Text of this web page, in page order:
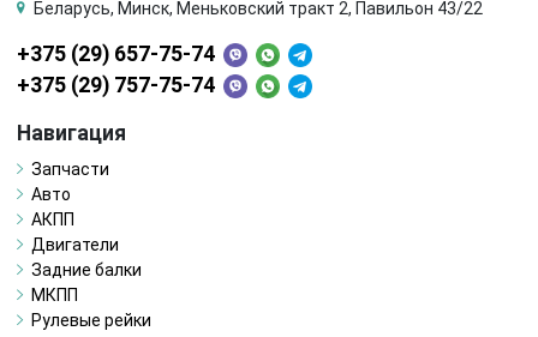
Беларусь, Минск, Меньковский тракт 2, Павильон 43/22
+375 (29) 657-75-74
+375 (29) 757-75-74
Навигация
Запчасти
Авто
АКПП
Двигатели
Задние балки
МКПП
Рулевые рейки